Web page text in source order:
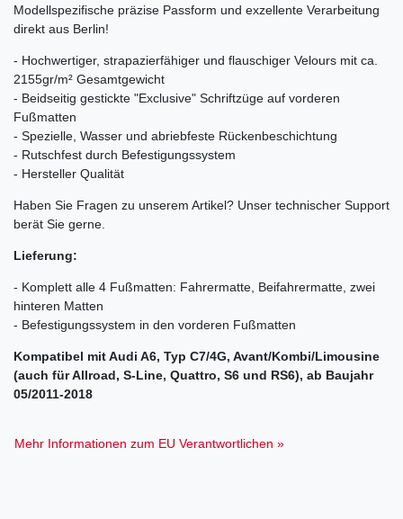
Modellspezifische präzise Passform und exzellente Verarbeitung
direkt aus Berlin!
- Hochwertiger, strapazierfähiger und flauschiger Velours mit ca.
2155gr/m² Gesamtgewicht
- Beidseitig gestickte "Exclusive" Schriftzüge auf vorderen
Fußmatten
- Spezielle, Wasser und abriebfeste Rückenbeschichtung
- Rutschfest durch Befestigungssystem
- Hersteller Qualität
Haben Sie Fragen zu unserem Artikel? Unser technischer Support
berät Sie gerne.
Lieferung:
- Komplett alle 4 Fußmatten: Fahrermatte, Beifahrermatte, zwei
hinteren Matten
- Befestigungssystem in den vorderen Fußmatten
Kompatibel mit Audi A6, Typ C7/4G, Avant/Kombi/Limousine
(auch für Allroad, S-Line, Quattro, S6 und RS6), ab Baujahr
05/2011-2018
Mehr Informationen zum EU Verantwortlichen »